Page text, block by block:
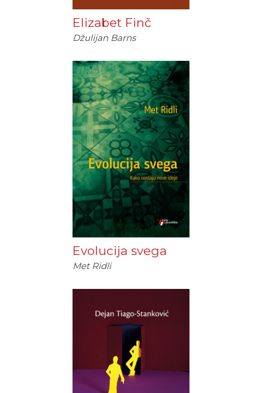
Elizabet Finč
Džulijan Barns
Evolucija svega
Met Ridli